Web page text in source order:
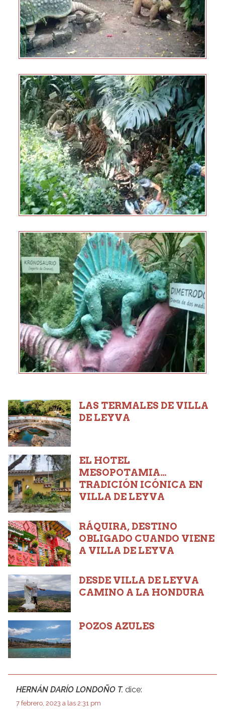
LAS TERMALES DE VILLA
DE LEYVA
EL HOTEL
MESOPOTAMIA…
TRADICIÓN ICÓNICA EN
VILLA DE LEYVA
RÁQUIRA, DESTINO
OBLIGADO CUANDO VIENE
A VILLA DE LEYVA
DESDE VILLA DE LEYVA
CAMINO A LA HONDURA
POZOS AZULES
HERNÁN DARÍO LONDOÑO T. dice:
7 febrero, 2023 a las 2:31 pm